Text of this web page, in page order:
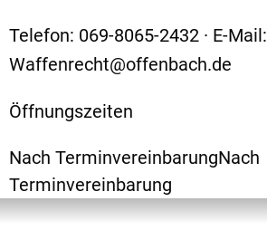
Telefon: 069-8065-2432 · E-Mail:
Waffenrecht@offenbach.de
Öffnungszeiten
Nach TerminvereinbarungNach
Terminvereinbarung